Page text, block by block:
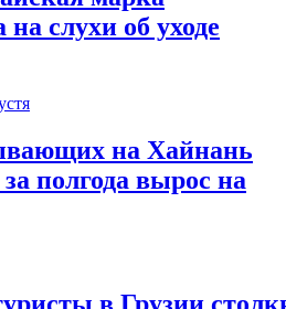
слухи об уходе
на Хайнань
полгода вырос на